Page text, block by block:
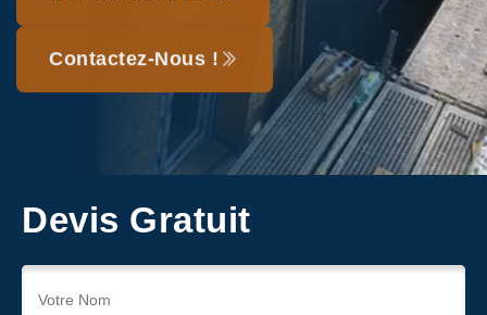
Contactez-Nous !
Devis Gratuit